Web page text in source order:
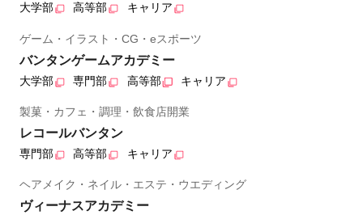
大学部 高等部 キャリア
ゲーム・イラスト・CG・eスポーツ
バンタンゲームアカデミー
大学部 専門部 高等部 キャリア
製菓・カフェ・調理・飲食店開業
レコールバンタン
専門部 高等部 キャリア
ヘアメイク・ネイル・エステ・ウエディング
ヴィーナスアカデミー